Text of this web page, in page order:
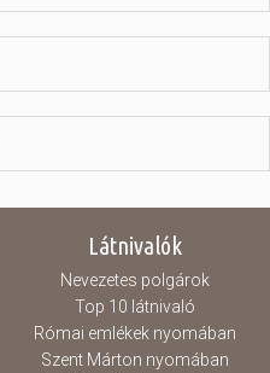
Látnivalók
Nevezetes polgárok
Top 10 látnivaló
Római emlékek nyomában
Szent Márton nyomában